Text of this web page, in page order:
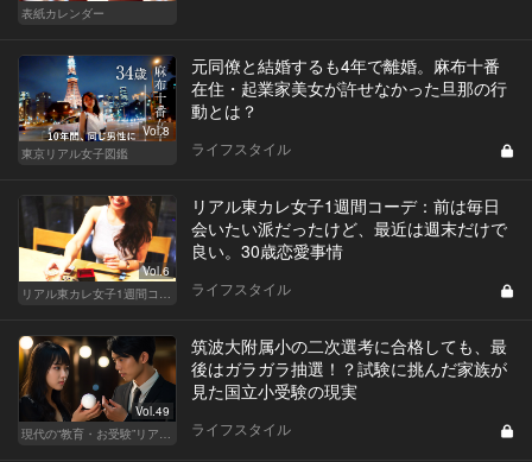
表紙カレンダー
Vol.8
東京リアル女子図鑑
元同僚と結婚するも4年で離婚。麻布十番
在住・起業家美女が許せなかった旦那の行
動とは？
ライフスタイル
Vol.6
リアル東カレ女子1週間コーデ：前は毎日
会いたい派だったけど、最近は週末だけで
良い。30歳恋愛事情
ライフスタイル
Vol.49
筑波大附属小の二次選考に合格しても、最
後はガラガラ抽選！？試験に挑んだ家族が
見た国立小受験の現実
ライフスタイル